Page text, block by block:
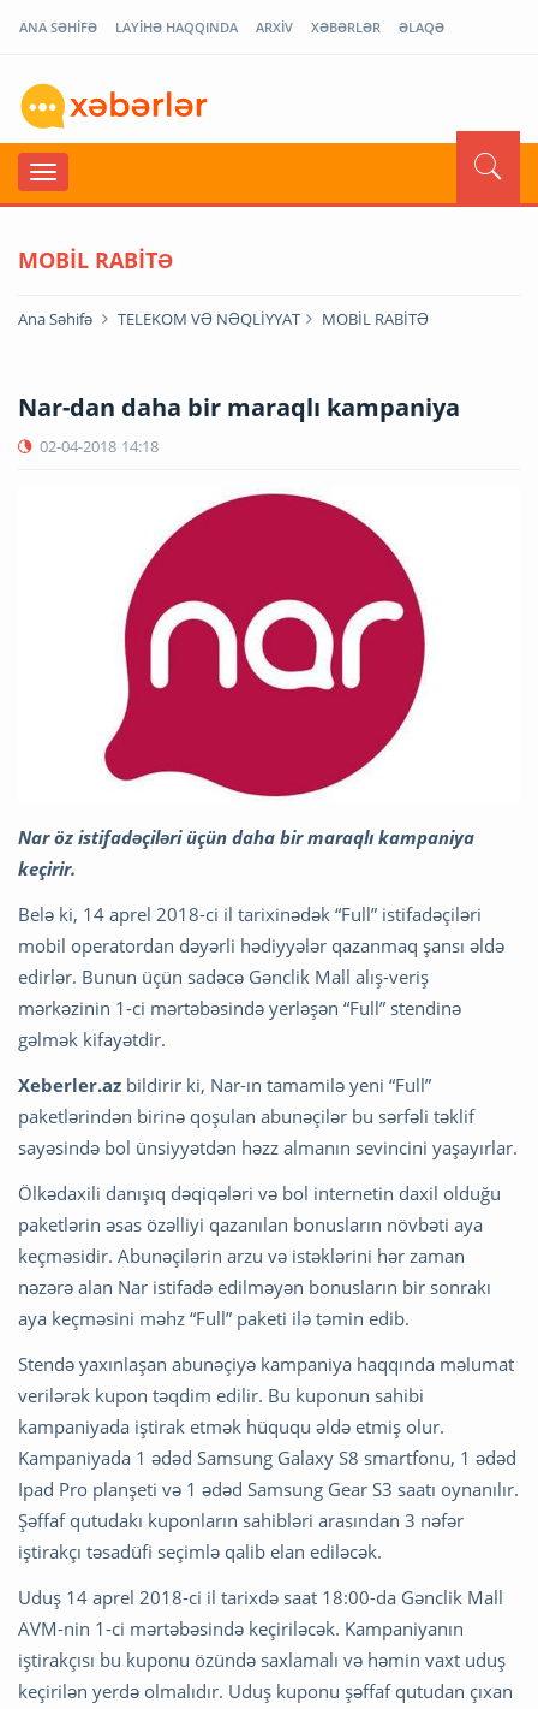
ANA SƏHİFƏ LAYİHƏ HAQQINDA ARXİV XƏBƏRLƏR ƏLAQƏ
MOBİL RABİTƏ
Ana Səhifə TELEKOM VƏ NƏQLİYYAT MOBİL RABİTƏ
Nar-dan daha bir maraqlı kampaniya
02-04-2018 14:18
Nar öz istifadəçiləri üçün daha bir maraqlı kampaniya
keçirir.
Belə ki, 14 aprel 2018-ci il tarixinədək “Full” istifadəçiləri
mobil operatordan dəyərli hədiyyələr qazanmaq şansı əldə
edirlər. Bunun üçün sadəcə Gənclik Mall alış-veriş
mərkəzinin 1-ci mərtəbəsində yerləşən “Full” stendinə
gəlmək kifayətdir.
Xeberler.az bildirir ki, Nar-ın tamamilə yeni “Full”
paketlərindən birinə qoşulan abunəçilər bu sərfəli təklif
sayəsində bol ünsiyyətdən həzz almanın sevincini yaşayırlar.
Ölkədaxili danışıq dəqiqələri və bol internetin daxil olduğu
paketlərin əsas özəlliyi qazanılan bonusların növbəti aya
keçməsidir. Abunəçilərin arzu və istəklərini hər zaman
nəzərə alan Nar istifadə edilməyən bonusların bir sonrakı
aya keçməsini məhz “Full” paketi ilə təmin edib.
Stendə yaxınlaşan abunəçiyə kampaniya haqqında məlumat
verilərək kupon təqdim edilir. Bu kuponun sahibi
kampaniyada iştirak etmək hüququ əldə etmiş olur.
Kampaniyada 1 ədəd Samsung Galaxy S8 smartfonu, 1 ədəd
Ipad Pro planşeti və 1 ədəd Samsung Gear S3 saatı oynanılır.
Şəffaf qutudakı kuponların sahibləri arasından 3 nəfər
iştirakçı təsadüfi seçimlə qalib elan ediləcək.
Uduş 14 aprel 2018-ci il tarixdə saat 18:00-da Gənclik Mall
AVM-nin 1-ci mərtəbəsində keçiriləcək. Kampaniyanın
iştirakçısı bu kuponu özündə saxlamalı və həmin vaxt uduş
keçirilən yerdə olmalıdır. Uduş kuponu şəffaf qutudan çıxan